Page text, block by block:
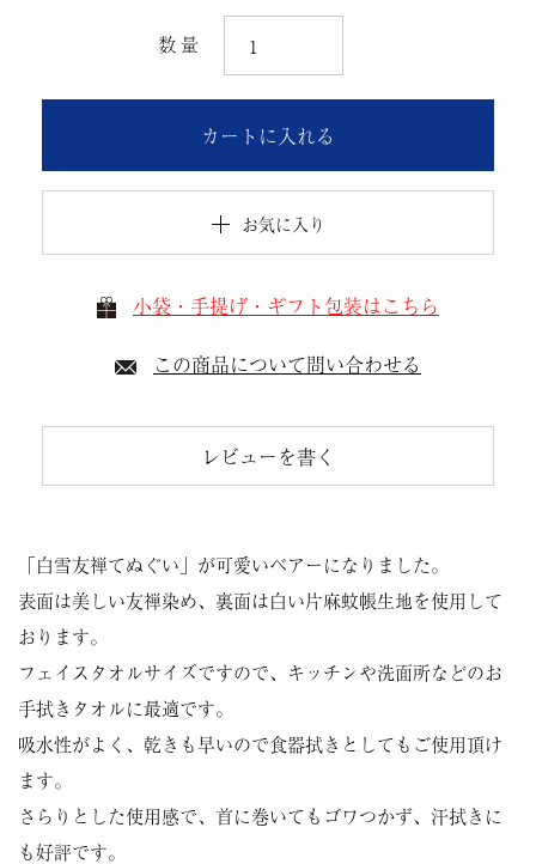
お気に入り
カートに入れる
小袋・手提げ・ギフト包装はこちら
この商品について問い合わせる
レビューを書く
「白雪友禅てぬぐい」が可愛いベアーになりました。
表面は美しい友禅染め、裏面は白い片麻蚊帳生地を使用して
おります。
フェイスタオルサイズですので、キッチンや洗面所などのお
手拭きタオルに最適です。
吸水性がよく、乾きも早いので食器拭きとしてもご使用頂け
ます。
さらりとした使用感で、首に巻いてもゴワつかず、汗拭きに
も好評です。